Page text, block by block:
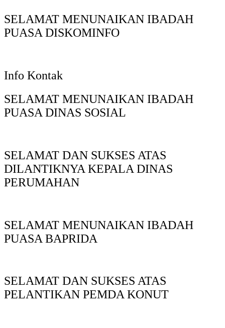
SELAMAT MENUNAIKAN IBADAH
PUASA DISKOMINFO
Info Kontak
SELAMAT MENUNAIKAN IBADAH
PUASA DINAS SOSIAL
SELAMAT DAN SUKSES ATAS
DILANTIKNYA KEPALA DINAS
PERUMAHAN
SELAMAT MENUNAIKAN IBADAH
PUASA BAPRIDA
SELAMAT DAN SUKSES ATAS
PELANTIKAN PEMDA KONUT